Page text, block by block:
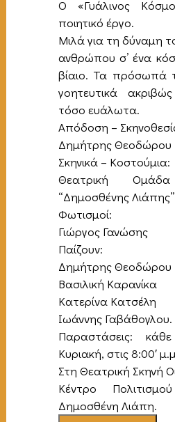
Ο «Γυάλινος
ποιητικό έργο.
Μιλά για τη δύναμη
ανθρώπου σ’ ένα
βίαιο. Τα πρόσωπά
γοητευτικά
τόσο ευάλωτα.
Απόδοση –
Δημήτρης Θεοδώρου
Σκηνικά – Κοστούμια:
Θεατρική
“Δημοσθένης Λιάπης”
Φωτισμοί:
Γιώργος Γανώσης
Παίζουν:
Δημήτρης Θεοδώρου
Βασιλική Καρανίκα
Κατερίνα Κατσέλη
Ιωάννης Γαβάθογλου.
Παραστάσεις:
Κυριακή, στις 8:00′
Στη Θεατρική Σκηνή
Κέντρο
Δημοσθένη Λιάπη.